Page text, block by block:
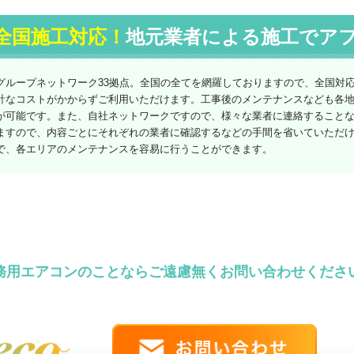
国施工対応！地元業者による施工でア
ループネットワーク33拠点。全国の全てを網羅しておりますので、全国対
なコストがかからずご利用いただけます。工事後のメンテナンスなども各
可能です。また、自社ネットワークですので、様々な業者に連絡すること
すので、内容ごとにそれぞれの業者に確認するなどの手間を省いていただ
、各エリアのメンテナンスを容易に行うことができます。
用エアコンのことならご遠慮無くお問い合わせくださ